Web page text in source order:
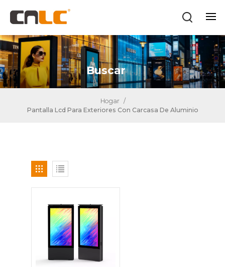
Buscar
Hogar /
Pantalla Lcd Para Exteriores Con Carcasa De Aluminio